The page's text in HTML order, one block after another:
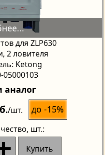
для ZLP630
2 ловителя
Ketong
05000103
аналог
/шт. до -15%
, шт.:
Купить